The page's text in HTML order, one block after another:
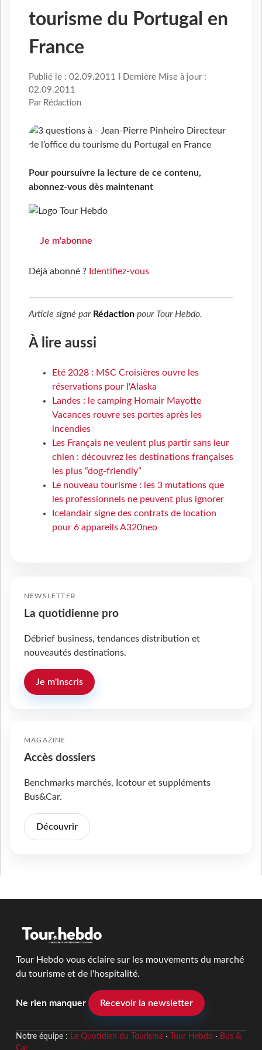
tourisme du Portugal en
France
Publié le : 02.09.2011 I Dernière Mise à jour :
02.09.2011
Par Rédaction
Pour poursuivre la lecture de ce contenu,
abonnez-vous dès maintenant
Je m'abonne
Déjà abonné ? Identifiez-vous
Article signé par Rédaction pour Tour Hebdo.
À lire aussi
Eté 2028 : MSC Croisières ouvre les
réservations pour l'Alaska
Landes : le camping Homair Mayotte
Vacances rouvre ses portes après les
incendies
Les Français ne veulent plus partir sans leur
chien : découvrez les destinations françaises
les plus “dog-friendly”
Le nouveau tourisme : les 3 mutations que
les professionnels ne peuvent plus ignorer
Icelandair signe des contrats de location
pour 6 appareils A320neo
NEWSLETTER
La quotidienne pro
Débrief business, tendances distribution et
nouveautés destinations.
Je m'inscris
MAGAZINE
Accès dossiers
Benchmarks marchés, Icotour et suppléments
Bus&Car.
Découvrir
Tour Hebdo vous éclaire sur les mouvements du marché
du tourisme et de l'hospitalité.
Ne rien manquer Recevoir la newsletter
Notre équipe : Le Quotidien du Tourisme· Tour Hebdo· Bus &
Car